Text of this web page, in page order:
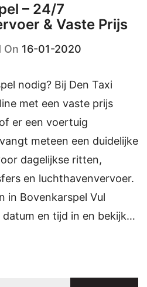
– 24/7
& Vaste Prijs
On 16-01-2020
nodig? Bij Den Taxi
met een vaste prijs
er een voertuig
meteen een duidelijke
dagelijkse ritten,
en luchthavenvervoer.
in Bovenkarspel Vul
en tijd in en bekijk…